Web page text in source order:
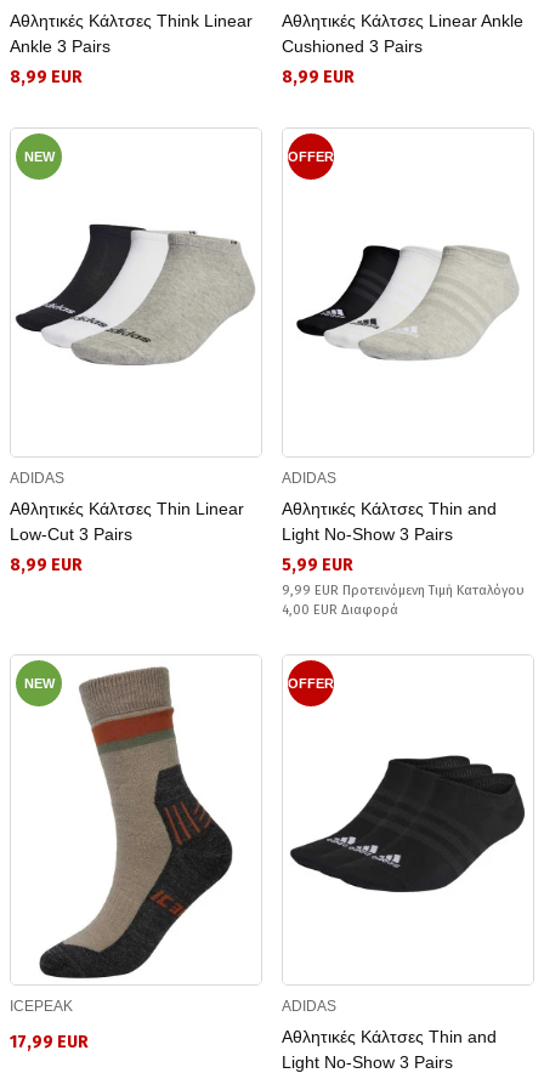
Αθλητικές Κάλτσες Think Linear
Ankle 3 Pairs
8,99 EUR
Αθλητικές Κάλτσες Linear Ankle
Cushioned 3 Pairs
8,99 EUR
NEW
ADIDAS
Αθλητικές Κάλτσες Thin Linear
Low-Cut 3 Pairs
8,99 EUR
OFFER
ADIDAS
Αθλητικές Κάλτσες Thin and
Light No-Show 3 Pairs
5,99 EUR
9,99 EUR Προτεινόμενη Τιμή Καταλόγου
4,00 EUR Διαφορά
NEW
ICEPEAK
17,99 EUR
OFFER
ADIDAS
Αθλητικές Κάλτσες Thin and
Light No-Show 3 Pairs